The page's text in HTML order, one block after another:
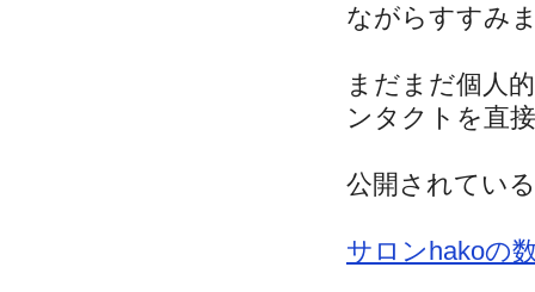
ながらすすみ
まだまだ個人
ンタクトを直
公開されてい
サロンhakoの